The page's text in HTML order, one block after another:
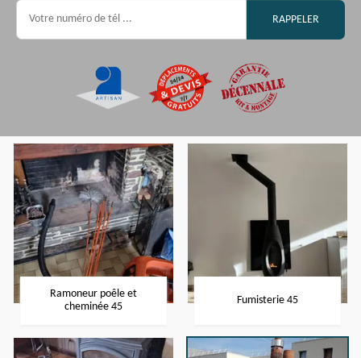
Ramoneur poêle et
cheminée 45
Fumisterie 45